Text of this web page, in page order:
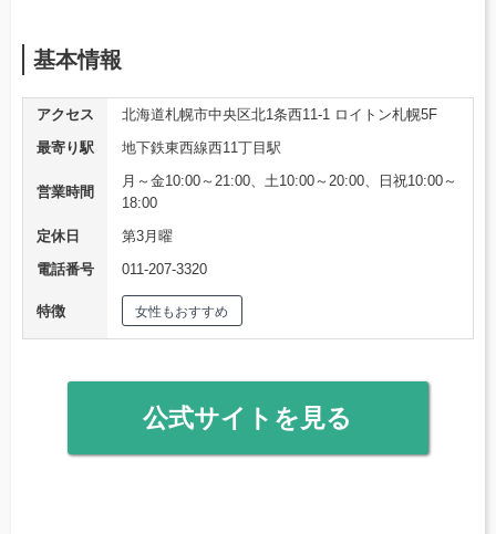
基本情報
アクセス
北海道札幌市中央区北1条西11-1 ロイトン札幌5F
最寄り駅
地下鉄東西線西11丁目駅
営業時間
月～金10:00～21:00、土10:00～20:00、日祝10:00～
18:00
定休日
第3月曜
電話番号
011-207-3320
特徴 女性もおすすめ
公式サイトを見る